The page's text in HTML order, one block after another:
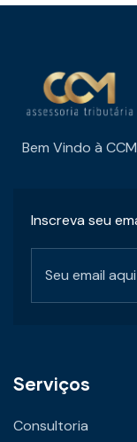
Bem Vindo à
Inscreva seu
Serviços
Consultoria